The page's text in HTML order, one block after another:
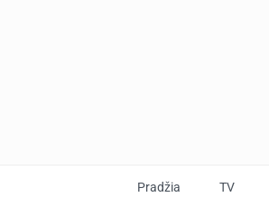
Pradžia TV